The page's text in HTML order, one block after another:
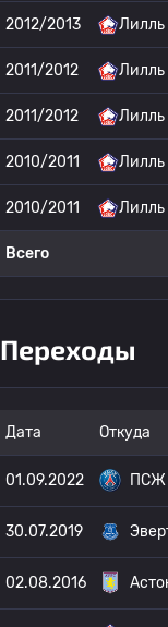
2012/2013 Лилль
2011/2012 Лилль
2011/2012 Лилль
2010/2011 Лилль
2010/2011 Лилль
Всего
Переходы
Дата Откуда
01.09.2022 ПСЖ
30.07.2019
02.08.2016